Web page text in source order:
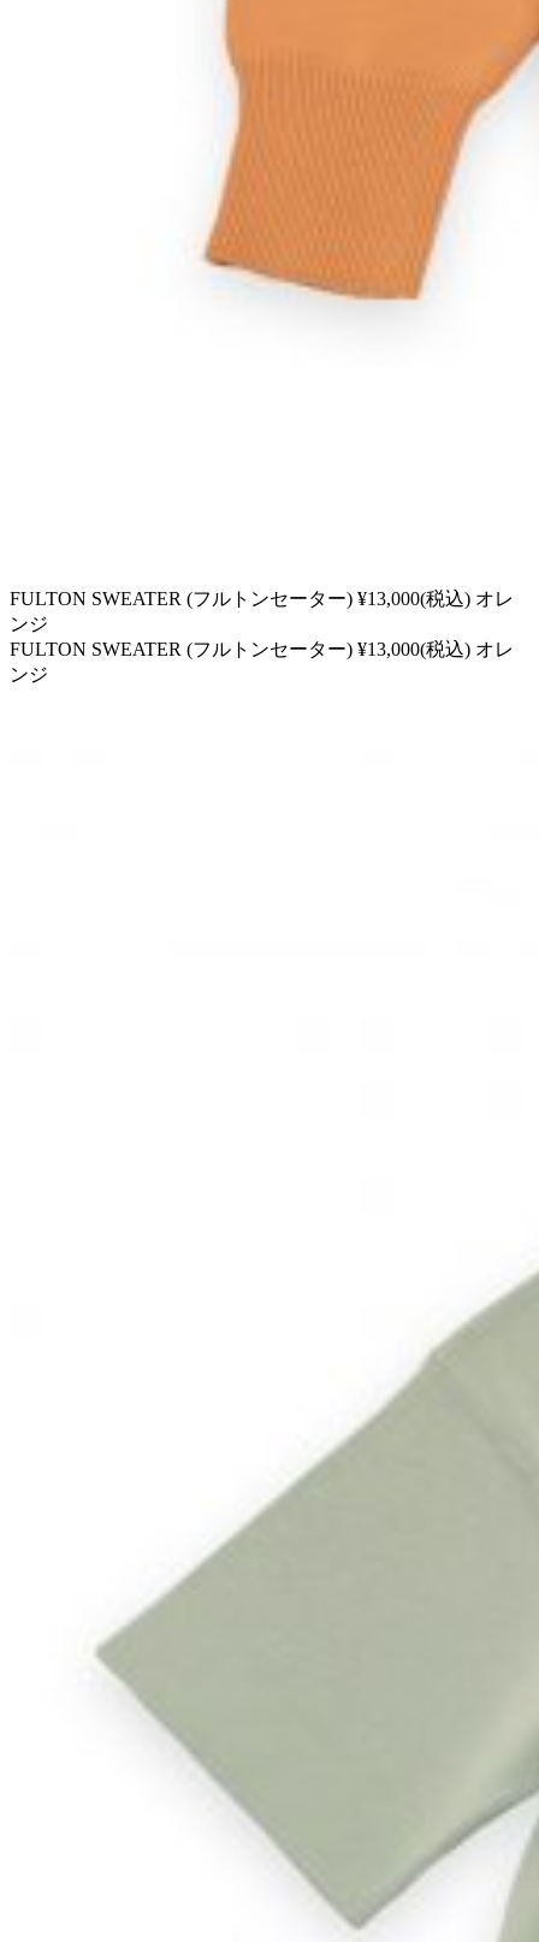
FULTON SWEATER (フルトンセーター) ¥13,000(税込) オレ
ンジ
FULTON SWEATER (フルトンセーター) ¥13,000(税込) オレ
ンジ